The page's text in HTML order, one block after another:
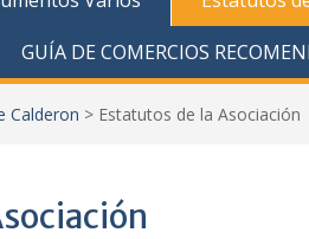
GUÍA DE COMERCIOS
Calderon > Estatutos de la Asociación